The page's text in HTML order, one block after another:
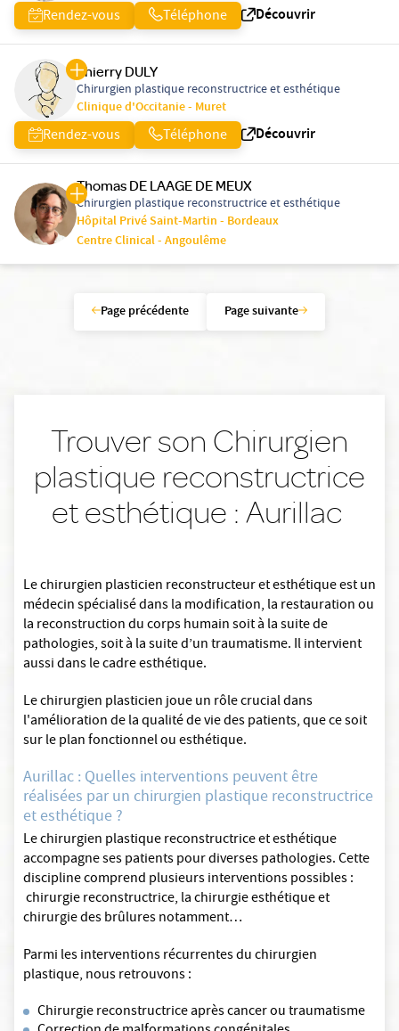
Rendez-vous Téléphone Découvrir
Thierry DULY
Chirurgien plastique reconstructrice et esthétique
Clinique d'Occitanie - Muret
Rendez-vous Téléphone Découvrir
Thomas DE LAAGE DE MEUX
Chirurgien plastique reconstructrice et esthétique
Hôpital Privé Saint-Martin - Bordeaux
Centre Clinical - Angoulême
Page précédente Page suivante
Trouver son Chirurgien
plastique reconstructrice
et esthétique : Aurillac
Le chirurgien plasticien reconstructeur et esthétique est un
médecin spécialisé dans la modification, la restauration ou
la reconstruction du corps humain soit à la suite de
pathologies, soit à la suite d’un traumatisme. Il intervient
aussi dans le cadre esthétique.
Le chirurgien plasticien joue un rôle crucial dans
l'amélioration de la qualité de vie des patients, que ce soit
sur le plan fonctionnel ou esthétique.
Aurillac : Quelles interventions peuvent être
réalisées par un chirurgien plastique reconstructrice
et esthétique ?
Le chirurgien plastique reconstructrice et esthétique
accompagne ses patients pour diverses pathologies. Cette
discipline comprend plusieurs interventions possibles :
chirurgie reconstructrice, la chirurgie esthétique et
chirurgie des brûlures notamment…
Parmi les interventions récurrentes du chirurgien
plastique, nous retrouvons :
Chirurgie reconstructrice après cancer ou traumatisme